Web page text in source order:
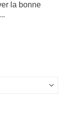
la bonne